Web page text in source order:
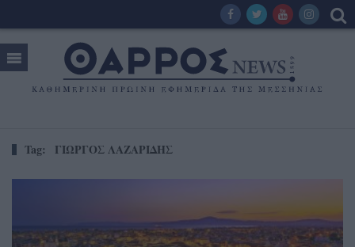
Tag: ΓΙΩΡΓΟΣ ΛΑΖΑΡΙΔΗΣ